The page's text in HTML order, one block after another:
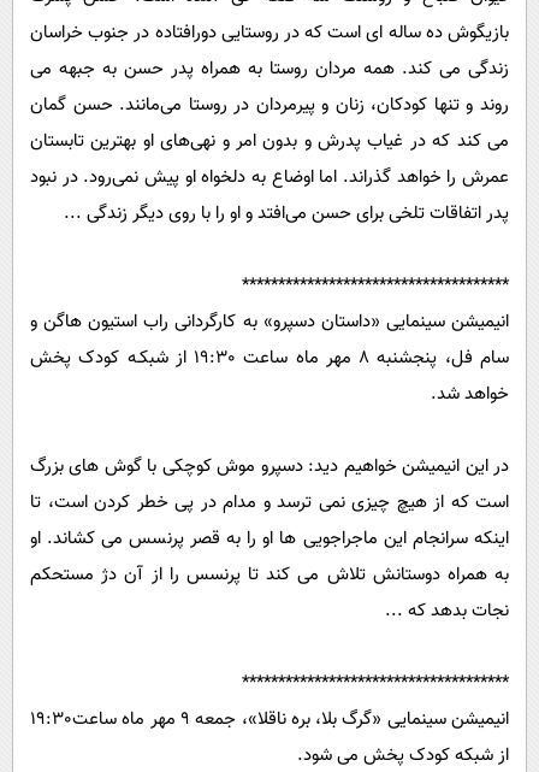
بازیگوش ده ساله ای است که در روستایی دورافتاده در جنوب خراسان
زندگی می کند. همه مردان روستا به همراه پدر حسن به جبهه می
روند و تنها کودکان، زنان و پیرمردان در روستا می‌مانند. حسن گمان
می کند که در غیاب پدرش و بدون امر و نهی‌های او بهترین تابستان
عمرش را خواهد گذراند. اما اوضاع به دلخواه او پیش نمی‌رود. در نبود
پدر اتفاقات تلخی برای حسن می‌افتد و او را با روی دیگر زندگی ...
*************************************
انیمیشن سینمایی «داستان دسپرو» به کارگردانی راب استیون هاگن و
سام فل، پنجشنبه 8 مهر ماه ساعت 19:30 از شبکـه کودک پخش
خواهد شد.
در این انیمیشن خواهیم دید: دسپرو موش کوچکی با گوش های بزرگ
است که از هیچ چیزی نمی ترسد و مدام در پی خطر کردن است، تا
اینکه سرانجام این ماجراجویی ها او را به قصر پرنسس می کشاند. او
به همراه دوستانش تلاش می کند تا پرنسس را از آن دژ مستحکم
نجات بدهد که ...
*************************************
انیمیشن سینمایی «گرگ بلا، بره ناقلا»، جمعه 9 مهر ماه ساعت19:30
از شبکه کودک پخش می شود.